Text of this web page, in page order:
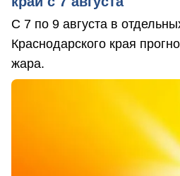
С 7 по 9 августа в
Краснодарского края
жара.